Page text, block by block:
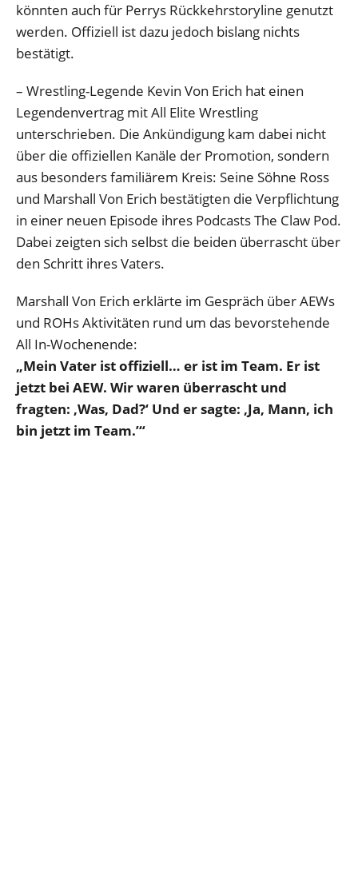
könnten auch für Perrys Rückkehrstoryline genutzt
werden. Offiziell ist dazu jedoch bislang nichts
bestätigt.
– Wrestling-Legende Kevin Von Erich hat einen
Legendenvertrag mit All Elite Wrestling
unterschrieben. Die Ankündigung kam dabei nicht
über die offiziellen Kanäle der Promotion, sondern
aus besonders familiärem Kreis: Seine Söhne Ross
und Marshall Von Erich bestätigten die Verpflichtung
in einer neuen Episode ihres Podcasts The Claw Pod.
Dabei zeigten sich selbst die beiden überrascht über
den Schritt ihres Vaters.
Marshall Von Erich erklärte im Gespräch über AEWs
und ROHs Aktivitäten rund um das bevorstehende
All In-Wochenende:
„Mein Vater ist offiziell… er ist im Team. Er ist
jetzt bei AEW. Wir waren überrascht und
fragten: ‚Was, Dad?‘ Und er sagte: ‚Ja, Mann, ich
bin jetzt im Team.’“